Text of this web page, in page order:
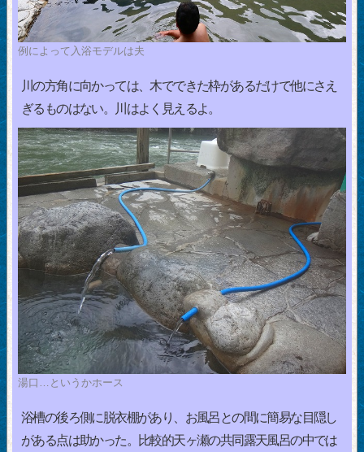
例によって入浴モデルは夫
川の方角に向かっては、木でできた枠があるだけで他にさえ
ぎるものはない。川はよく見えるよ。
湯口…というかホース
浴槽の後ろ側に脱衣棚があり、お風呂との間に簡易な目隠し
がある点は助かった。比較的天ヶ瀬の共同露天風呂の中では